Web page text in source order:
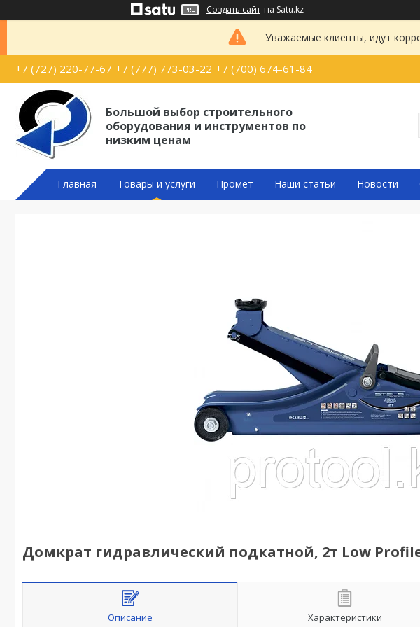
Создать сайт на Satu.kz
Уважаемые клиенты, идут
+7 (727) 220-77-67 +7 (777) 773-03-22 +7 (700) 674-61-84
Большой выбор строительного
оборудования и инструментов по
низким ценам
Главная Товары и услуги Промет Наши статьи Новости
Домкрат гидравлический подкатной, 2т Low
Описание Характеристики